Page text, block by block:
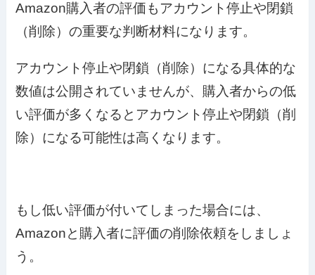
Amazon購入者の評価もアカウント停止や閉鎖
（削除）の重要な判断材料になります。
アカウント停止や閉鎖（削除）になる具体的な
数値は公開されていませんが、購入者からの低
い評価が多くなるとアカウント停止や閉鎖（削
除）になる可能性は高くなります。
もし低い評価が付いてしまった場合には、
Amazonと購入者に評価の削除依頼をしましょ
う。